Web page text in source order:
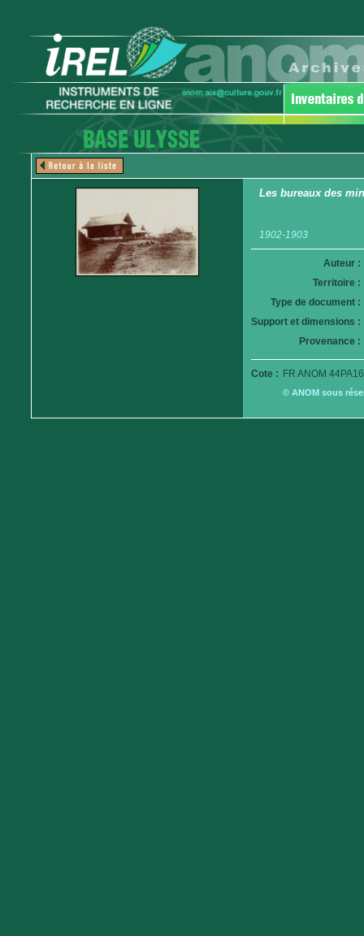
Les bureaux des
1902-1903
Auteur :
Territoire :
Type de document :
Support et dimensions :
Provenance :
Cote : FR ANOM
© ANOM sous